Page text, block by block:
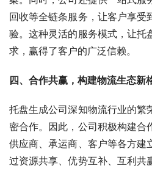
回收等全链条服务，让客户享受
验。这种灵活的服务模式，让托
求，赢得了客户的广泛信赖。
四、合作共赢，构建物流生态新
托盘生成公司深知物流行业的繁
密合作。因此，公司积极构建合
供应商、承运商、客户等各方建
过资源共享、优势互补、互利共